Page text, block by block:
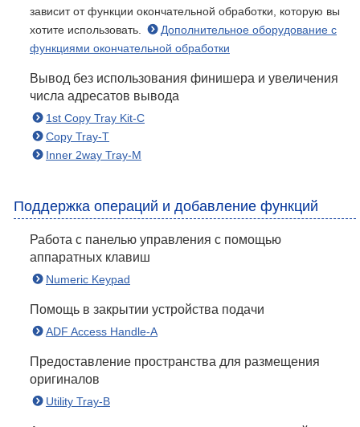
зависит от функции окончательной обработки, которую вы
хотите использовать.
Дополнительное оборудование с
функциями окончательной обработки
Вывод без использования финишера и увеличения
числа адресатов вывода
1st Copy Tray Kit-C
Copy Tray-T
Inner 2way Tray-M
Поддержка операций и добавление функций
Работа с панелью управления с помощью
аппаратных клавиш
Numeric Keypad
Помощь в закрытии устройства подачи
ADF Access Handle-A
Предоставление пространства для размещения
оригиналов
Utility Tray-B